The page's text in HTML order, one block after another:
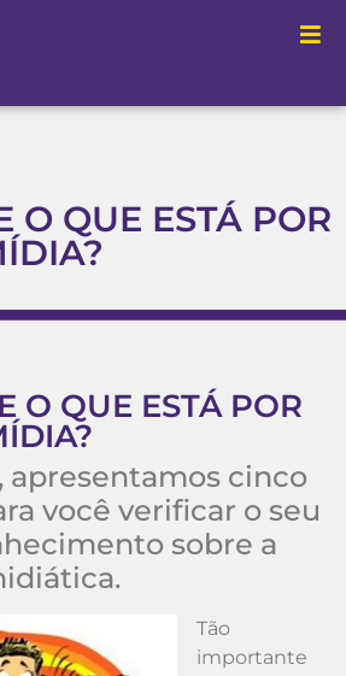
O QUE ESTÁ POR
O QUE ESTÁ POR
apresentamos cinco
você verificar o seu
sobre a
Tão
importante